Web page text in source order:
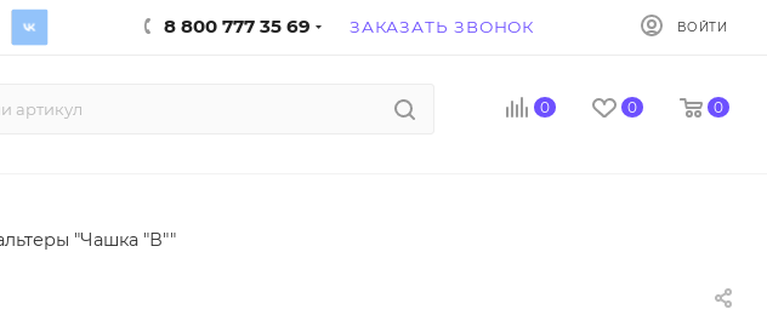
8 800 777 35 69 ЗАКАЗАТЬ ЗВОНОК ВОЙТИ
0 0 0
"Чашка "В""